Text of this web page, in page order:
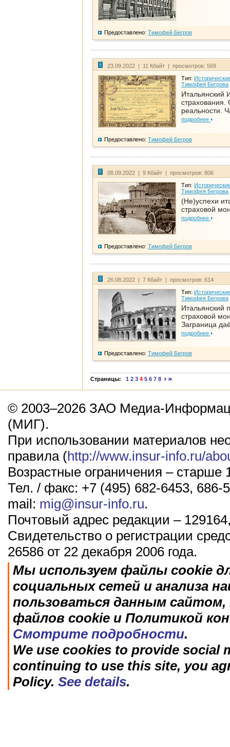
Предоставлено: Тимофей Бегров
23.09.2022 | 11 Кбайт | просмотров: 569
Тип:
Тимофея Бегрова
Итальянский
страхования.
реальности.
подробнее
Предоставлено: Тимофей Бегров
08.09.2022 | 9 Кбайт | просмотров: 806
Тип:
Тимофея Бегрова
(Не)успехи
страховой
подробнее
Предоставлено: Тимофей Бегров
26.08.2022 | 7 Кбайт | просмотров: 614
Тип:
Тимофея Бегрова
Итальянский
страховой
Заграница
подробнее
Предоставлено: Тимофей Бегров
Страницы: 1 2 3 4 5 6 7 8
© 2003–2026 ЗАО Медиа-
(МИГ).
При использовании материалов
правила (http://www.insur-info.ru/
Возрастные ограничения – старше
Тел. / факс: +7 (495) 682-6453, 686-
mail: mig@insur-info.ru.
Почтовый адрес редакции –
Свидетельство о регистрации
26586 от 22 декабря 2006 года.
Мы используем файлы cookie
социальных сетей и анализа
пользоваться данным
файлов cookie и Политикой
Смотрите подробности.
We use cookies to provide social
continuing to use this site, you
Policy. See details.